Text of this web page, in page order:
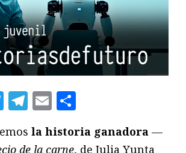
Twitter
Telegram
Email
la historia ganadora —
de la carne, de Julia Yunta